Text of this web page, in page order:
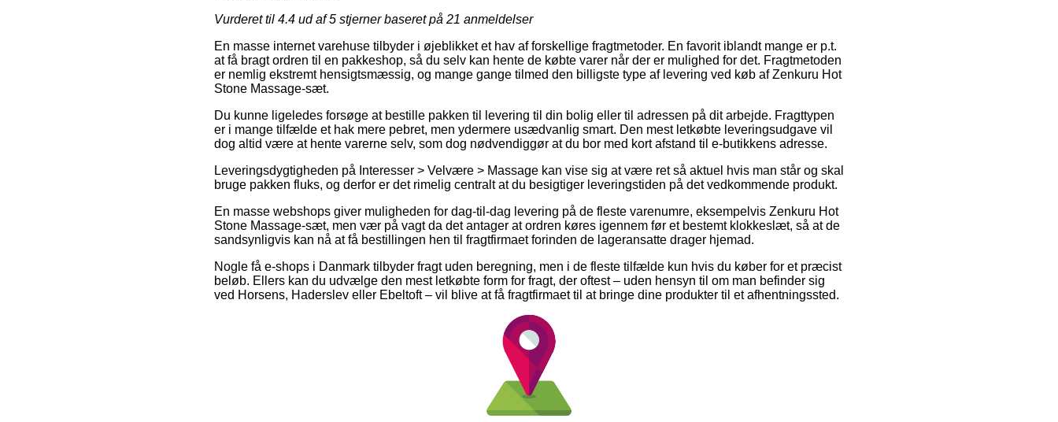
Vurderet til 4.4 ud af 5 stjerner baseret på 21 anmeldelser
En masse internet varehuse tilbyder i øjeblikket et hav af forskellige fragtmetoder. En favorit iblandt mange er p.t.
at få bragt ordren til en pakkeshop, så du selv kan hente de købte varer når der er mulighed for det. Fragtmetoden
er nemlig ekstremt hensigtsmæssig, og mange gange tilmed den billigste type af levering ved køb af Zenkuru Hot
Stone Massage-sæt.
Du kunne ligeledes forsøge at bestille pakken til levering til din bolig eller til adressen på dit arbejde. Fragttypen
er i mange tilfælde et hak mere pebret, men ydermere usædvanlig smart. Den mest letkøbte leveringsudgave vil
dog altid være at hente varerne selv, som dog nødvendiggør at du bor med kort afstand til e-butikkens adresse.
Leveringsdygtigheden på Interesser > Velvære > Massage kan vise sig at være ret så aktuel hvis man står og skal
bruge pakken fluks, og derfor er det rimelig centralt at du besigtiger leveringstiden på det vedkommende produkt.
En masse webshops giver muligheden for dag-til-dag levering på de fleste varenumre, eksempelvis Zenkuru Hot
Stone Massage-sæt, men vær på vagt da det antager at ordren køres igennem før et bestemt klokkeslæt, så at de
sandsynligvis kan nå at få bestillingen hen til fragtfirmaet forinden de lageransatte drager hjemad.
Nogle få e-shops i Danmark tilbyder fragt uden beregning, men i de fleste tilfælde kun hvis du køber for et præcist
beløb. Ellers kan du udvælge den mest letkøbte form for fragt, der oftest – uden hensyn til om man befinder sig
ved Horsens, Haderslev eller Ebeltoft – vil blive at få fragtfirmaet til at bringe dine produkter til et afhentningssted.